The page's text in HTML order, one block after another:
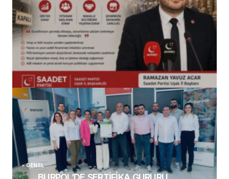
(başlıksız)
Alaattin Karahan tarafından 14/07/2026
GENEL